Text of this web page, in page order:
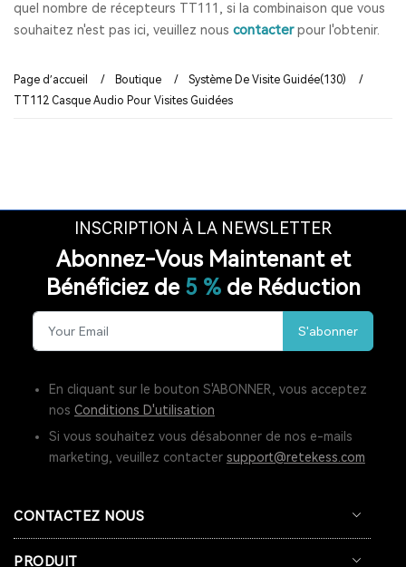
quel nombre de récepteurs TT111, si la combinaison que vous
souhaitez n'est pas ici, veuillez nous contacterpour l'obtenir.
Page d’accueil / Boutique / Système De Visite Guidée(130)
/
TT112 Casque Audio Pour Visites Guidées
INSCRIPTION À LA NEWSLETTER
Abonnez-Vous Maintenant et
Bénéficiez de 5 %de Réduction
S'abonner
En cliquant sur le bouton S'ABONNER, vous acceptez
nos Conditions D'utilisation
Si vous souhaitez vous désabonner de nos e-mails
marketing, veuillez contacter support@retekess.com
CONTACTEZ NOUS
PRODUIT